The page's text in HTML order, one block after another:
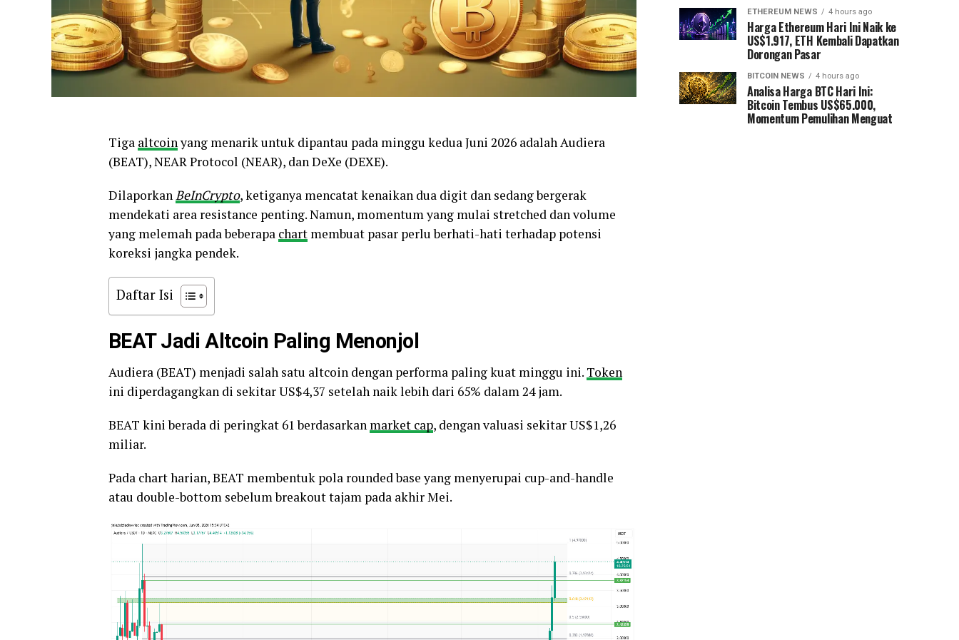
Tiga altcoinyang menarik untuk dipantau pada minggu kedua Juni 2026 adalah Audiera
(BEAT), NEAR Protocol (NEAR), dan DeXe (DEXE).
DilaporkanBeInCrypto, ketiganya mencatat kenaikan dua digit dan sedang bergerak
mendekati area resistance penting. Namun, momentum yang mulai stretched dan volume
yang melemah pada beberapa chart membuat pasar perlu berhati-hati terhadap potensi
koreksi jangka pendek.
Daftar Isi
BEAT Jadi Altcoin Paling Menonjol
Audiera (BEAT) menjadi salah satu altcoin dengan performa paling kuat minggu ini. Token
ini diperdagangkan di sekitar US$4,37 setelah naik lebih dari 65% dalam 24 jam.
BEAT kini berada di peringkat 61 berdasarkan market cap, dengan valuasi sekitar US$1,26
miliar.
Pada chart harian, BEAT membentuk pola rounded base yang menyerupai cup-and-handle
atau double-bottom sebelum breakout tajam pada akhir Mei.
ETHEREUM NEWS 4 hours ago
Harga Ethereum Hari Ini Naik ke
US$1.917, ETH Kembali Dapatkan
Dorongan Pasar
BITCOIN NEWS 4 hours ago
Analisa Harga BTC Hari Ini:
Bitcoin Tembus US$65.000,
Momentum Pemulihan Menguat